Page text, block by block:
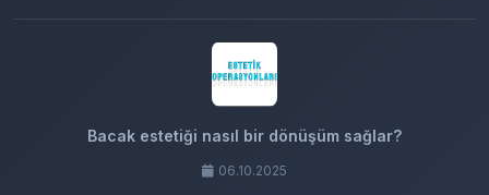
Bacak estetiği nasıl bir dönüşüm sağlar?
06.10.2025